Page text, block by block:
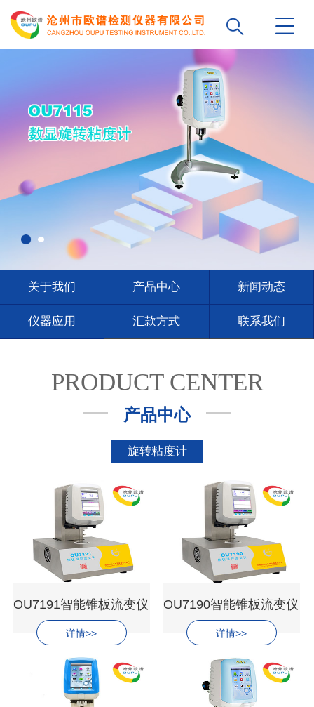
关于我们 产品中心 新闻动态
仪器应用 汇款方式 联系我们
PRODUCT CENTER
产品中心
旋转粘度计
OU7191智能锥板流变仪
详情>>
OU7190智能锥板流变仪
详情>>